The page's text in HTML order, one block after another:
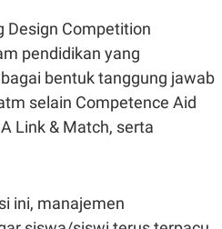
Design Competition
pendidikan yang
bentuk tanggung jawab
selain Competence Aid
Link & Match, serta
ini, manajemen